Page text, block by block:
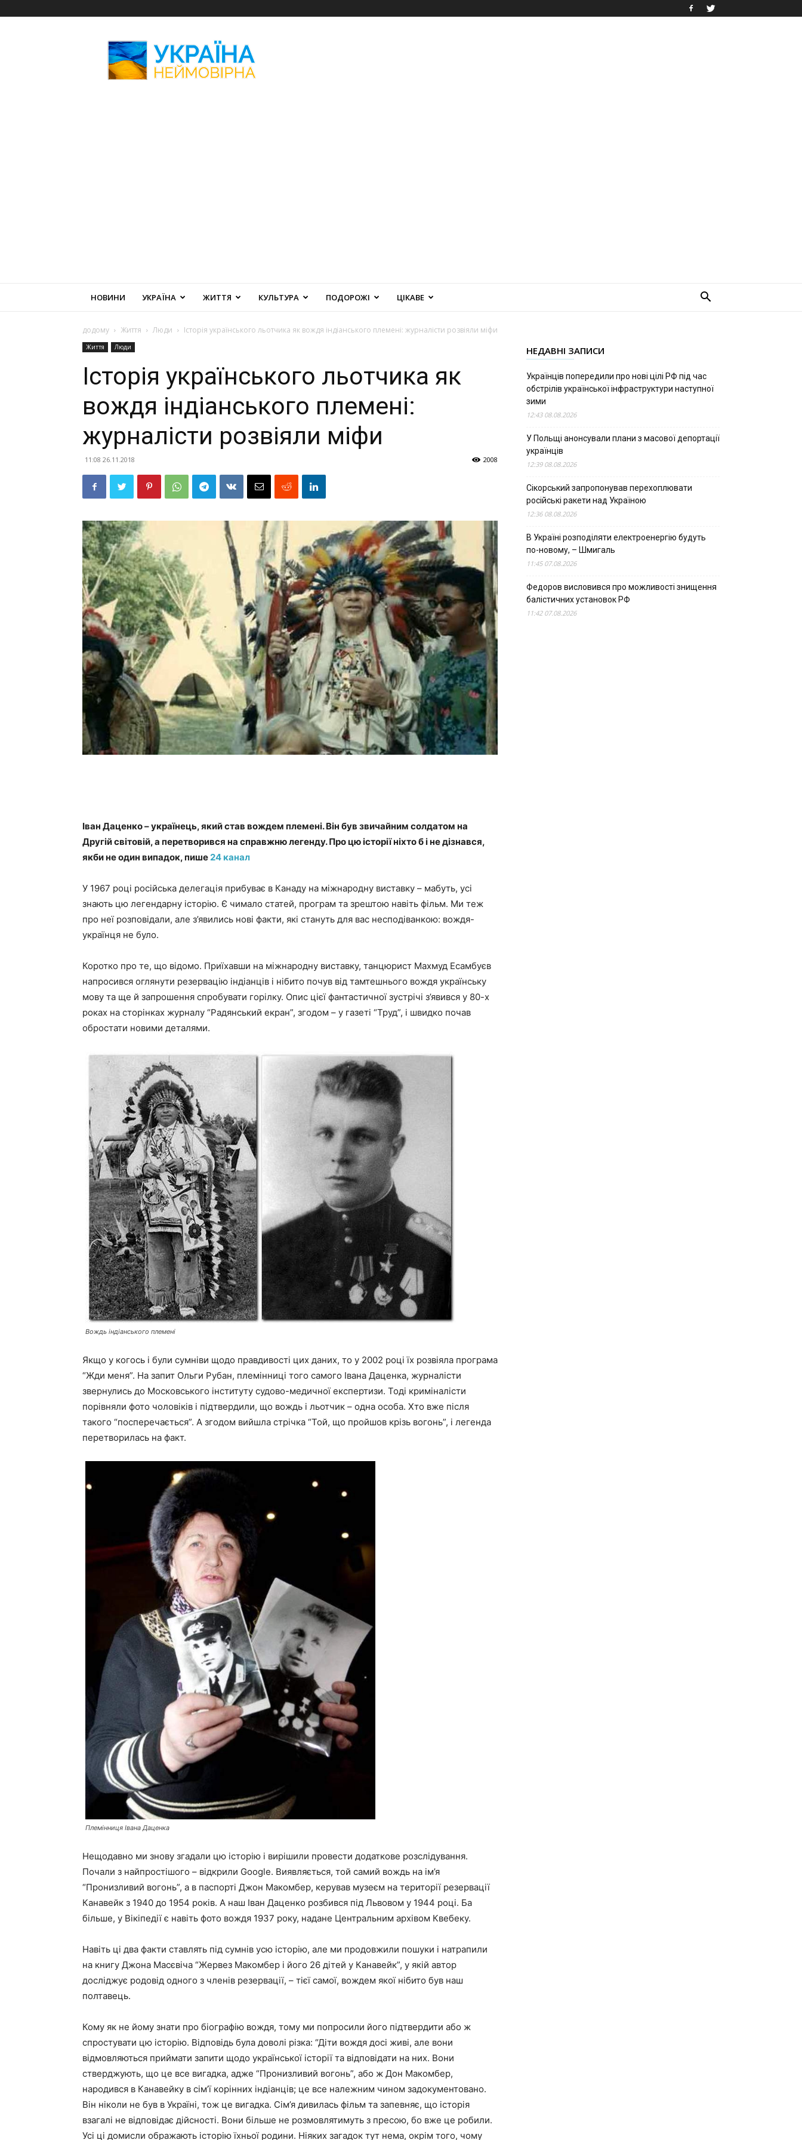
Неймовірна
НОВИНИ УКРАЇНА ЖИТТЯ КУЛЬТУРА ПОДОРОЖІ ЦІКАВЕ
додому Життя Люди Історія українського льотчика як вождя індіанського племені: журналісти розвіяли міфи
Життя Люди
Історія українського льотчика як
вождя індіанського племені:
журналісти розвіяли міфи
11:08 26.11.2018 2008
Іван Даценко – українець, який став вождем племені. Він був звичайним солдатом на
Другій світовій, а перетворився на справжню легенду. Про цю історії ніхто б і не дізнався,
якби не один випадок, пише24 канал
У 1967 році російська делегація прибуває в Канаду на міжнародну виставку – мабуть, усі
знають цю легендарну історію. Є чимало статей, програм та зрештою навіть фільм. Ми теж
про неї розповідали, але з’явились нові факти, які стануть для вас несподіванкою: вождя-
українця не було.
Коротко про те, що відомо. Приїхавши на міжнародну виставку, танцюрист Махмуд Есамбуєв
напросився оглянути резервацію індіанців і нібито почув від тамтешнього вождя українську
мову та ще й запрошення спробувати горілку. Опис цієї фантастичної зустрічі з’явився у 80-х
роках на сторінках журналу “Радянський екран”, згодом – у газеті “Труд”, і швидко почав
обростати новими деталями.
Вождь індіанського племені
Якщо у когось і були сумніви щодо правдивості цих даних, то у 2002 році їх розвіяла програма
“Жди меня”. На запит Ольги Рубан, племінниці того самого Івана Даценка, журналісти
звернулись до Московського інституту судово-медичної експертизи. Тоді криміналісти
порівняли фото чоловіків і підтвердили, що вождь і льотчик – одна особа. Хто вже після
такого “посперечається”. А згодом вийшла стрічка “Той, що пройшов крізь вогонь”, і легенда
перетворилась на факт.
Племінниця Івана Даценка
Нещодавно ми знову згадали цю історію і вирішили провести додаткове розслідування.
Почали з найпростішого – відкрили Google. Виявляється, той самий вождь на ім’я
“Пронизливий вогонь”, а в паспорті Джон Макомбер, керував музеєм на території резервації
Канавейк з 1940 до 1954 років. А наш Іван Даценко розбився під Львовом у 1944 році. Ба
більше, у Вікіпедії є навіть фото вождя 1937 року, надане Центральним архівом Квебеку.
Навіть ці два факти ставлять під сумнів усю історію, але ми продовжили пошуки і натрапили
на книгу Джона Масєвіча “Жервез Макомбер і його 26 дітей у Канавейк”, у якій автор
досліджує родовід одного з членів резервації, – тієї самої, вождем якої нібито був наш
полтавець.
Кому як не йому знати про біографію вождя, тому ми попросили його підтвердити або ж
спростувати цю історію. Відповідь була доволі різка: “Діти вождя досі живі, але вони
відмовляються приймати запити щодо української історії та відповідати на них. Вони
стверджують, що це все вигадка, адже “Пронизливий вогонь”, або ж Дон Макомбер,
народився в Канавейку в сім’ї корінних індіанців; це все належним чином задокументовано.
Він ніколи не був в Україні, тож це вигадка. Сім’я дивилась фільм та запевняє, що історія
взагалі не відповідає дійсності. Вони більше не розмовлятимуть з пресою, бо вже це робили.
Усі ці домисли ображають історію їхньої родини. Ніяких загадок тут нема, окрім того, чому
НЕДАВНІ ЗАПИСИ
Українців попередили про нові цілі РФ під час
обстрілів української інфраструктури наступної
зими
12:43 08.08.2026
У Польщі анонсували плани з масової депортації
українців
12:39 08.08.2026
Сікорський запропонував перехоплювати
російські ракети над Україною
12:36 08.08.2026
В Україні розподіляти електроенергію будуть
по-новому, – Шмигаль
11:45 07.08.2026
Федоров висловився про можливості знищення
балістичних установок РФ
11:42 07.08.2026